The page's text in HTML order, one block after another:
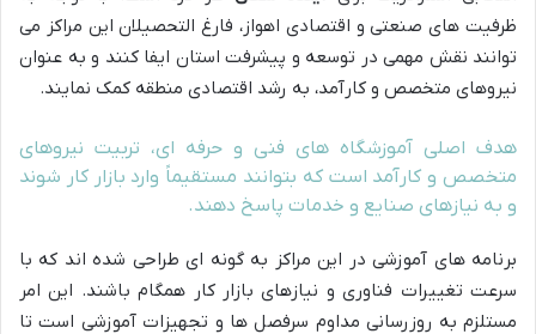
ظرفیت های صنعتی و اقتصادی اهواز، فارغ التحصیلان این مراکز می
توانند نقش مهمی در توسعه و پیشرفت استان ایفا کنند و به عنوان
نیروهای متخصص و کارآمد، به رشد اقتصادی منطقه کمک نمایند.
هدف اصلی آموزشگاه های فنی و حرفه ای، تربیت نیروهای
متخصص و کارآمد است که بتوانند مستقیماً وارد بازار کار شوند
و به نیازهای صنایع و خدمات پاسخ دهند.
برنامه های آموزشی در این مراکز به گونه ای طراحی شده اند که با
سرعت تغییرات فناوری و نیازهای بازار کار همگام باشند. این امر
مستلزم به روزرسانی مداوم سرفصل ها و تجهیزات آموزشی است تا